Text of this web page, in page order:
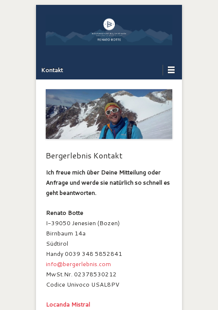
Primary Menu
Skip to content
Kontakt
Bergerlebnis Kontakt
Ich freue mich über Deine Mitteilung oder
Anfrage und werde sie natürlich so schnell es
geht beantworten.
Renato Botte
I-39050 Jenesien (Bozen)
Birnbaum 14a
Südtirol
Handy 0039 348 5852841
info@bergerlebnis.com
MwSt.Nr. 02378530212
Codice Univoco USAL8PV
Locanda Mistral